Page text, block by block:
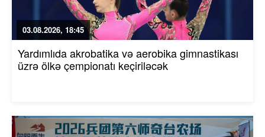
03.08.2026, 18:45
Yardımlıda akrobatika və aerobika gimnastikası
üzrə ölkə çempionatı keçiriləcək